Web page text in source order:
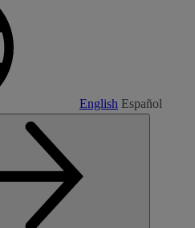
English Español